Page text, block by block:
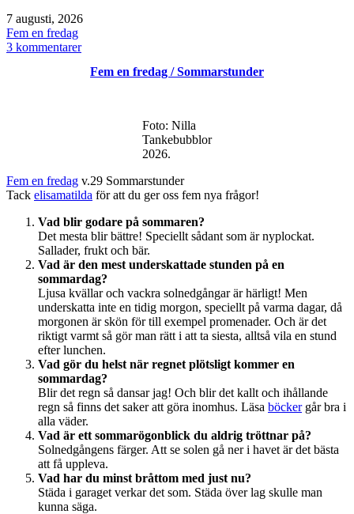
Publicerat
den
7 augusti, 2026
Kategoriserat
som
Fem en fredag
3 kommentarertill
enFem en fredag / Sommarstunder
Foto: Nilla
Tankebubblor
2026.
Fem en fredag v.29 Sommarstunder
Tack elisamatilda för att du ger oss fem nya frågor!
Vad blir godare på sommaren?
Det mesta blir bättre! Speciellt sådant som är nyplockat.
Sallader, frukt och bär.
Vad är den mest underskattade stunden på en
sommardag?
Ljusa kvällar och vackra solnedgångar är härligt! Men
underskatta inte en tidig morgon, speciellt på varma dagar, då
morgonen är skön för till exempel promenader. Och är det
riktigt varmt så gör man rätt i att ta siesta, alltså vila en stund
efter lunchen.
Vad gör du helst när regnet plötsligt kommer en
sommardag?
Blir det regn så dansar jag! Och blir det kallt och ihållande
regn så finns det saker att göra inomhus. Läsa böckergår bra i
alla väder.
Vad är ett sommarögonblick du aldrig tröttnar på?
Solnedgångens färger. Att se solen gå ner i havet är det bästa
att få uppleva.
Vad har du minst bråttom med just nu?
Städa i garaget verkar det som. Städa över lag skulle man
kunna säga.